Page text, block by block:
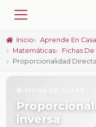
Inicio Aprende En Casa
Matemáticas
Fichas De
Proporcionalidad Directa
inversa